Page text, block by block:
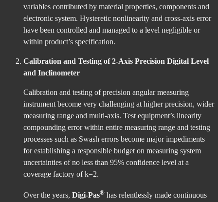
variables contributed by material properties, components and
electronic system. Hysteretic nonlinearity and cross-axis error
have been controlled and managed to a level negligible or
within product’s specification.
Calibration and Testing of 2-Axis Precision Digital Level
and Inclinometer
Calibration and testing of precision angular measuring
instrument become very challenging at higher precision, wider
measuring range and multi-axis. Test equipment’s linearity
compounding error within entire measuring range and testing
processes such as Swash errors become major impediments
for establishing a responsible budget on measuring system
uncertainties of no less than 95% confidence level at a
coverage factory of k=2.
Over the years, Digi-Pas® has relentlessly made continuous